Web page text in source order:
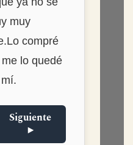
muy
compré
lo quedé
Siguiente
▶